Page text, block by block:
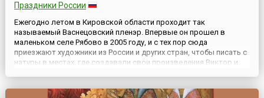
Праздники России
Ежегодно летом в Кировской области проходит так
называемый Васнецовский пленэр. Впервые он прошел в
маленьком селе Рябово в 2005 году, и с тех пор сюда
приезжают художники из России и других стран, чтобы писать с
натуры в местах, где создавали свои произведения Виктор и
поэтому художни...